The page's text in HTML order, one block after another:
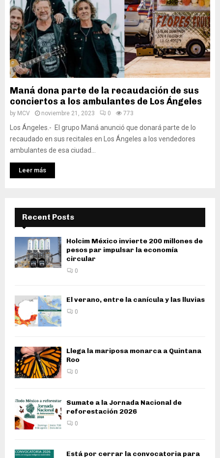
Maná dona parte de la recaudación de sus
conciertos a los ambulantes de Los Ángeles
by MCV noviembre 21, 2023 0 773
Los Ángeles.- El grupo Maná anunció que donará parte de lo
recaudado en sus recitales en Los Ángeles a los vendedores
ambulantes de esa ciudad...
Leer más
Recent Posts
Holcim México invierte 200 millones de
pesos par impulsar la economía
circular
0
El verano, entre la canícula y las lluvias
0
Llega la mariposa monarca a Quintana
Roo
0
Sumate a la Jornada Nacional de
reforestación 2026
0
Está por cerrar la convocatoria para